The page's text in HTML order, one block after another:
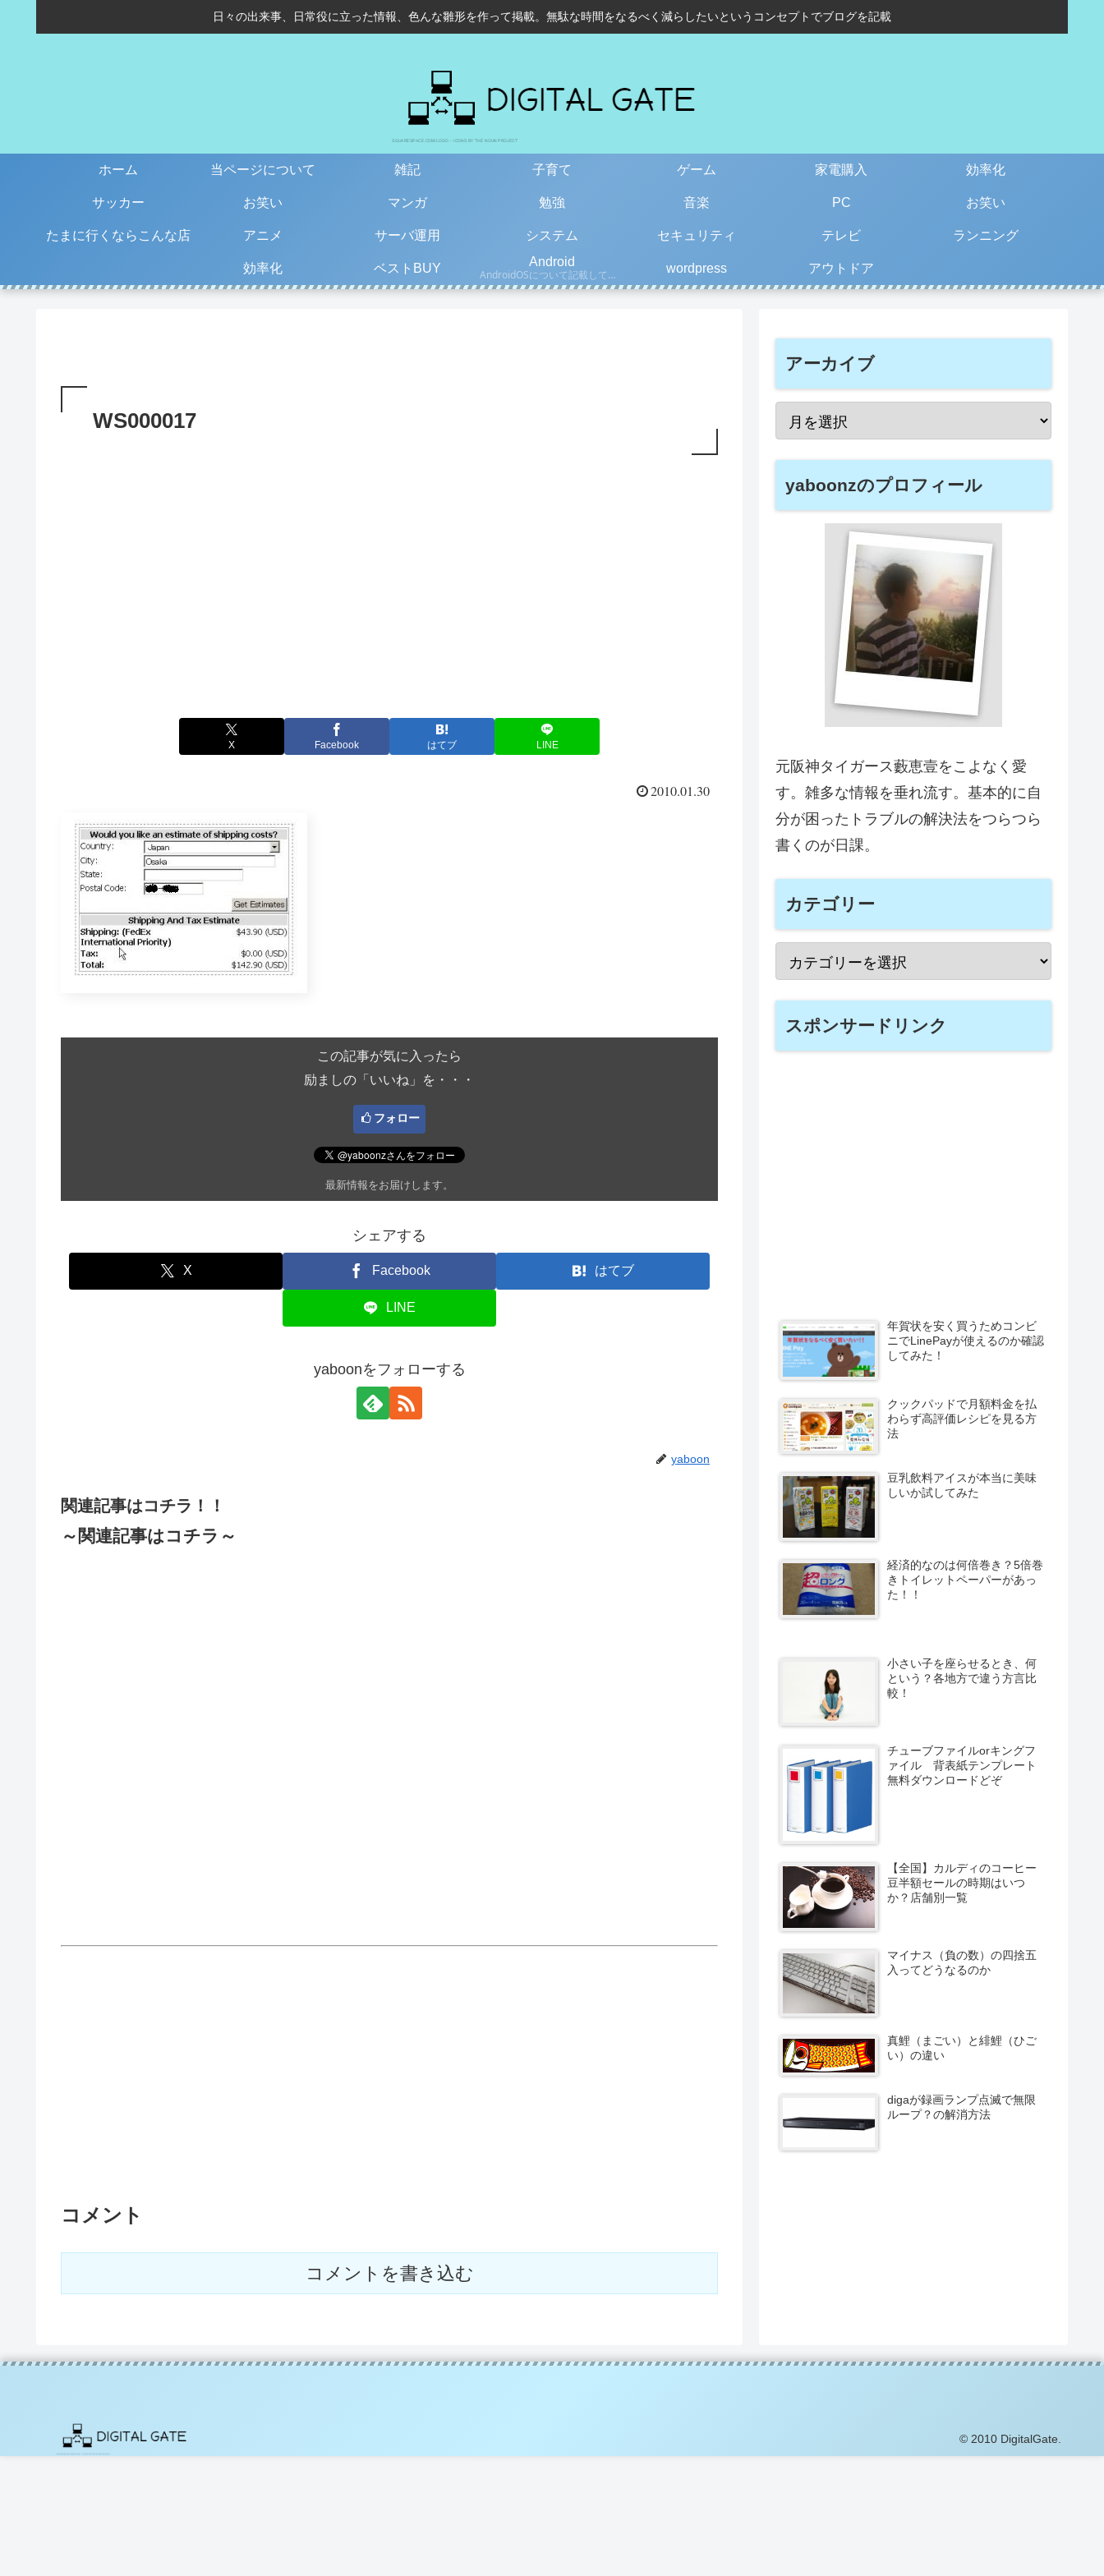
日々の出来事、日常役に立った情報、色んな雛形を作って掲載。無駄な時間をなるべく減らしたいというコンセプトでブログを記載
ホーム 当ページについて 雑記 子育て ゲーム 家電購入 効率化
サッカー お笑い マンガ 勉強 音楽 PC お笑い
たまに行くならこんな店 アニメ サーバ運用 システム セキュリティ テレビ ランニング
効率化 ベストBUY
Android
AndroidOSについて記載しています。古い情報もあるので、更新日を確認して下さい。
wordpress アウトドア
WS000017
X Facebook はてブ LINE
2010.01.30
この記事が気に入ったら
励ましの「いいね」を・・・
フォロー
最新情報をお届けします。
シェアする
X Facebook はてブ
LINE
yaboonをフォローする
yaboon
関連記事はコチラ！！
～関連記事はコチラ～
コメント
コメントを書き込む
アーカイブ
yaboonzのプロフィール
元阪神タイガース藪恵壹をこよなく愛
す。雑多な情報を垂れ流す。基本的に自
分が困ったトラブルの解決法をつらつら
書くのが日課。
カテゴリー
スポンサードリンク
年賀状を安く買うためコンビ
ニでLinePayが使えるのか確認
してみた！
クックパッドで月額料金を払
わらず高評価レシピを見る方
法
豆乳飲料アイスが本当に美味
しいか試してみた
経済的なのは何倍巻き？5倍巻
きトイレットペーパーがあっ
た！！
小さい子を座らせるとき、何
という？各地方で違う方言比
較！
チューブファイルorキングフ
ァイル 背表紙テンプレート
無料ダウンロードどぞ
【全国】カルディのコーヒー
豆半額セールの時期はいつ
か？店舗別一覧
マイナス（負の数）の四捨五
入ってどうなるのか
真鯉（まごい）と緋鯉（ひご
い）の違い
digaが録画ランプ点滅で無限
ループ？の解消方法
© 2010 DigitalGate.